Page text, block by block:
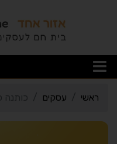
פרטי
ראשי עסקים כותנה